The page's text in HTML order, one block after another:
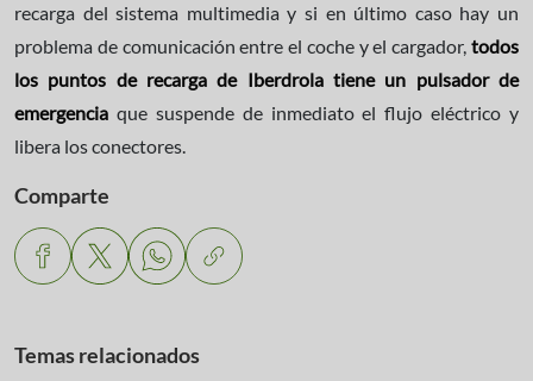
recarga del sistema multimedia y si en último caso hay un
problema de comunicación entre el coche y el cargador, todos
los puntos de recarga de Iberdrola tiene un pulsador de
emergencia que suspende de inmediato el flujo eléctrico y
libera los conectores.
Comparte
Temas relacionados